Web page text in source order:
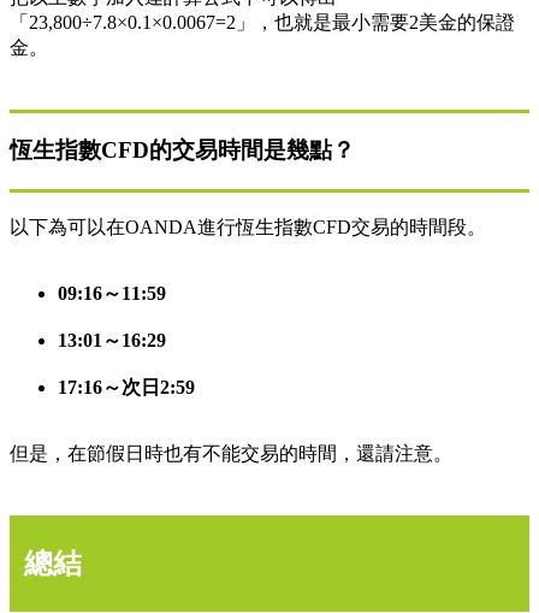
「23,800÷7.8×0.1×0.0067=2」，也就是最小需要2美金的保證
金。
恆生指數CFD的交易時間是幾點？
以下為可以在OANDA進行恆生指數CFD交易的時間段。
09:16～11:59
13:01～16:29
17:16～次日2:59
但是，在節假日時也有不能交易的時間，還請注意。
總結